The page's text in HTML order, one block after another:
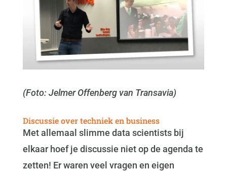
(Foto: Jelmer Offenberg van Transavia)
Discussie over techniek en business
Met allemaal slimme data scientists bij
elkaar hoef je discussie niet op de agenda te
zetten! Er waren veel vragen en eigen